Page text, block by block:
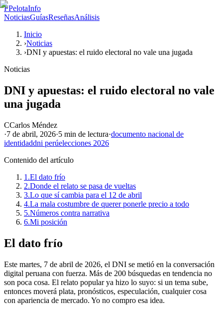
PPelotaInfo
NoticiasGuíasReseñasAnálisis
Inicio
›Noticias
›DNI y apuestas: el ruido electoral no vale una jugada
Noticias
DNI y apuestas: el ruido electoral no vale
una jugada
CCarlos Méndez
·7 de abril, 2026·5 min de lectura·documento nacional de
identidaddni perúelecciones 2026
Contenido del artículo
1.El dato frío
2.Donde el relato se pasa de vueltas
3.Lo que sí cambia para el 12 de abril
4.La mala costumbre de querer ponerle precio a todo
5.Números contra narrativa
6.Mi posición
El dato frío
Este martes, 7 de abril de 2026, el DNI se metió en la conversación
digital peruana con fuerza. Más de 200 búsquedas en tendencia no
son poca cosa. El relato popular ya hizo lo suyo: si un tema sube,
entonces moverá plata, pronósticos, especulación, cualquier cosa
con apariencia de mercado. Yo no compro esa idea.